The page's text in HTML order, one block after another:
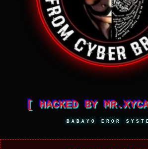
[ HACKED BY
BABAYO EROR